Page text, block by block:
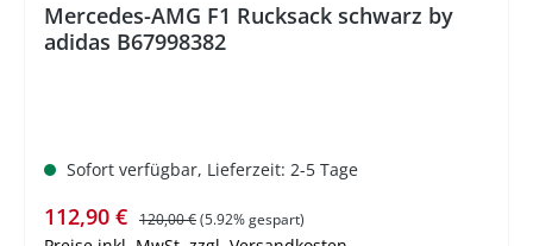
Mercedes-AMG F1 Rucksack schwarz by
adidas B67998382
Sofort verfügbar, Lieferzeit: 2-5 Tage
Verkaufspreis:
112,90 € Regulärer Preis:
120,00 €(5.92% gespart)